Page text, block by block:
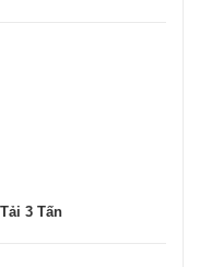
3 Tấn